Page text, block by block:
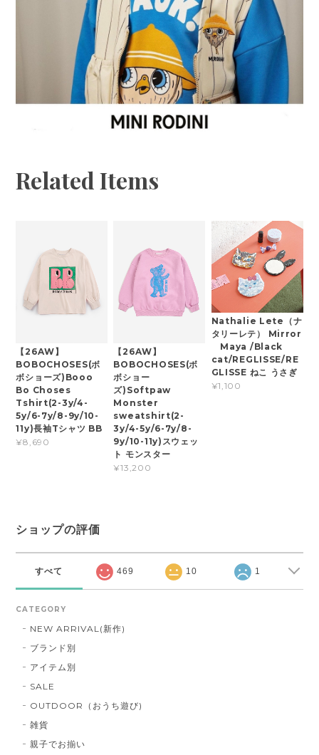
Related Items
【26AW】
BOBOCHOSES(ボ
ボショーズ)Booo
Bo Choses
Tshirt(2-3y/4-
5y/6-7y/8-9y/10-
11y)長袖Tシャツ BB
¥8,690
【26AW】
BOBOCHOSES(ボ
ボショー
ズ)Softpaw
Monster
sweatshirt(2-
3y/4-5y/6-7y/8-
9y/10-11y)スウェッ
ト モンスター
¥13,200
Nathalie Lete（ナ
タリーレテ） Mirror
Maya /Black
cat/REGLISSE/RE
GLISSE ねこ うさぎ
¥1,100
ショップの評価
すべて 469 10 1
CATEGORY
NEW ARRIVAL(新作)
ブランド別
アイテム別
SALE
OUTDOOR（おうち遊び)
雑貨
親子でお揃い